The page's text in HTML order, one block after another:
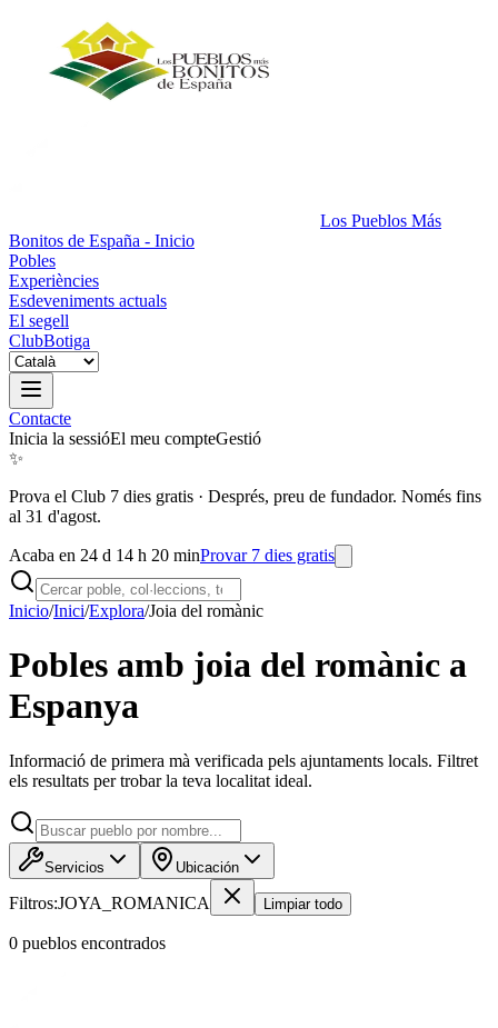
Los Pueblos Más
Bonitos de España - Inicio
Pobles
Experiències
Esdeveniments actuals
El segell
ClubBotiga
Contacte
Inicia la sessióEl meu compteGestió
✨
Prova el Club 7 dies gratis · Després, preu de fundador. Només fins
al 31 d'agost.
Acaba en 24 d 14 h 20 minProvar 7 dies gratis
Inicio/Inici/Explora/Joia del romànic
Pobles amb joia del romànic a
Espanya
Informació de primera mà verificada pels ajuntaments locals. Filtret
els resultats per trobar la teva localitat ideal.
Servicios Ubicación
Filtros:JOYA_ROMANICA Limpiar todo
0 pueblos encontrados